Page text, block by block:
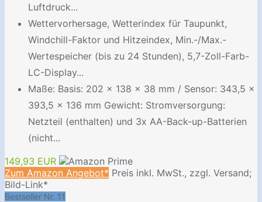
Luftdruck...
Wettervorhersage, Wetterindex für Taupunkt,
Windchill-Faktor und Hitzeindex, Min.-/Max.-
Wertespeicher (bis zu 24 Stunden), 5,7-Zoll-Farb-
LC-Display...
Maße: Basis: 202 x 138 x 38 mm / Sensor: 343,5 x
393,5 x 136 mm Gewicht: Stromversorgung:
Netzteil (enthalten) und 3x AA-Back-up-Batterien
(nicht...
149,93 EUR
Zum Amazon Angebot* Preis inkl. MwSt., zzgl. Versand;
Bild-Link*
Bestseller Nr. 11